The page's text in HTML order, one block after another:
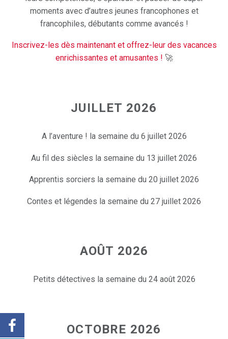
moments avec d’autres jeunes francophones et
francophiles, débutants comme avancés !
Inscrivez-les dès maintenant et offrez-leur des vacances
enrichissantes et amusantes ! 🚀
JUILLET 2026
A l’aventure ! la semaine du 6 juillet 2026
Au fil des siècles la semaine du 13 juillet 2026
Apprentis sorciers la semaine du 20 juillet 2026
Contes et légendes la semaine du 27 juillet 2026
AOÛT 2026
Petits détectives la semaine du 24 août 2026
OCTOBRE 2026